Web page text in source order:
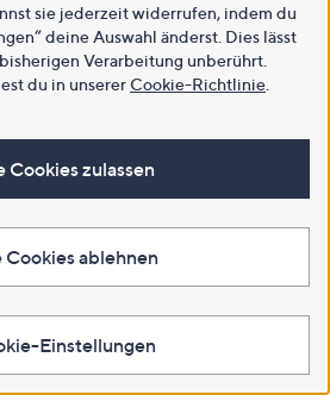
sie jederzeit widerrufen, indem du
deine Auswahl änderst. Dies lässt
Verarbeitung unberührt.
du in unsererCookie-Richtlinie
Cookies zulassen
Cookies ablehnen
Einstellungen